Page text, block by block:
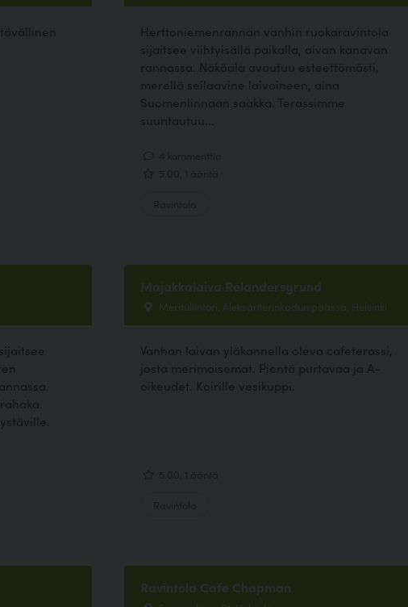
Herttoniemenrannan vanhin ruokaravintola
sijaitsee viihtyisällä paikalla, aivan kanavan
rannassa. Näköala avautuu esteettömästi,
merellä seilaavine laivoineen, aina
Suomenlinnaan saakka. Terassimme
suuntautuu...
Majakkalaiva Relandersgrund
Meritullintori, Aleksanterinkadun päässä, Helsinki
Vanhan laivan yläkannella oleva cafeterassi,
josta merimaisemat. Pientä purtavaa ja A-
oikeudet. Koirille vesikuppi.
Ravintola Cafe Chapman